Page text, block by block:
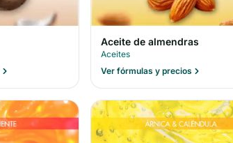
Aceite de almendras
Aceites
Ver fórmulas y precios